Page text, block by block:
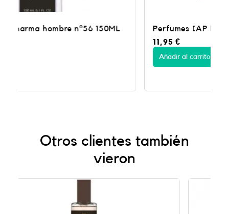
Perfumes IAP Pharma hombre nº52 150ML
Otros clientes también
vieron